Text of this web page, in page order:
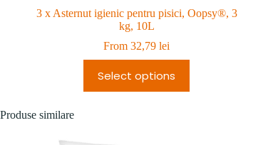
3 x Asternut igienic pentru pisici, Oopsy®, 3
kg, 10L
From 32,79lei
Select options
Produse similare